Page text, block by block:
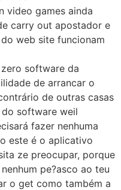
video games ainda
carry out apostador e
web site funcionam
software da
de arrancar o
de outras casas
software weil
fazer nenhuma
este é o aplicativo
ze preocupar, porque
pe?asco ao teu
o get como também a